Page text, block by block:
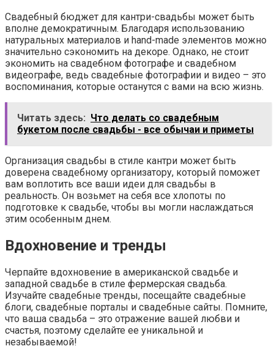
Свадебный бюджет для кантри-свадьбы может быть
вполне демократичным. Благодаря использованию
натуральных материалов и hand-made элементов можно
значительно сэкономить на декоре. Однако, не стоит
экономить на свадебном фотографе и свадебном
видеографе, ведь свадебные фотографии и видео – это
воспоминания, которые останутся с вами на всю жизнь.
Читать здесь: Что делать со свадебным
букетом после свадьбы - все обычаи и приметы
Организация свадьбы в стиле кантри может быть
доверена свадебному организатору, который поможет
вам воплотить все ваши идеи для свадьбы в
реальность. Он возьмет на себя все хлопоты по
подготовке к свадьбе, чтобы вы могли наслаждаться
этим особенным днем.
Вдохновение и тренды
Черпайте вдохновение в американской свадьбе и
западной свадьбе в стиле фермерская свадьба.
Изучайте свадебные тренды, посещайте свадебные
блоги, свадебные порталы и свадебные сайты. Помните,
что ваша свадьба – это отражение вашей любви и
счастья, поэтому сделайте ее уникальной и
незабываемой!